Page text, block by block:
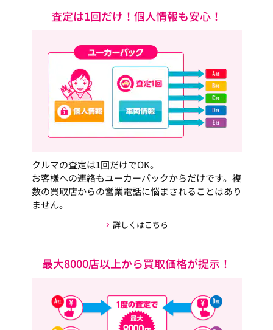
査定は1回だけ！個人情報も安心！
クルマの査定は1回だけでOK。
お客様への連絡もユーカーパックからだけです。複
数の買取店からの営業電話に悩まされることはあり
ません。
詳しくはこちら
最大8000店以上から買取価格が提示！